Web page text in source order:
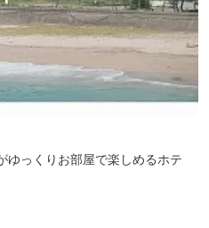
ゆっくりお部屋で楽しめるホテ